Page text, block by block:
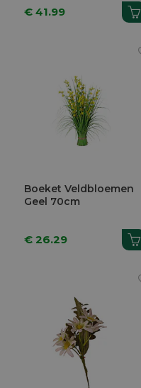
€ 41.99
Boeket Veldbloemen
Geel 70cm
€ 26.29